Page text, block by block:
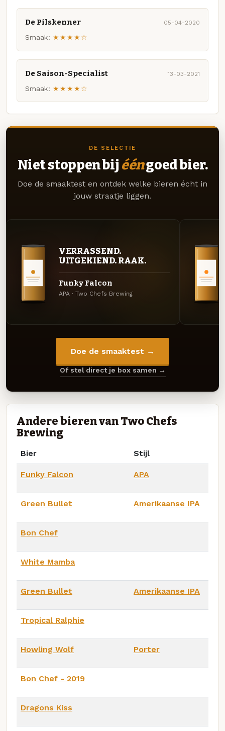
De Pilskenner 05-04-2020
Smaak: ★★★★☆
De Saison-Specialist 13-03-2021
Smaak: ★★★★☆
DE SELECTIE
Niet stoppen bij ééngoed bier.
Doe de smaaktest en ontdek welke bieren écht in
jouw straatje liggen.
VERRASSEND.
UITGEKIEND. RAAK.
Funky Falcon
APA · Two Chefs Brewing
Doe de smaaktest →
Of stel direct je box samen →
Andere bieren van Two Chefs
Brewing
Bier Stijl
Funky Falcon APA
Green Bullet Amerikaanse IPA
Bon Chef
White Mamba
Green Bullet Amerikaanse IPA
Tropical Ralphie
Howling Wolf Porter
Bon Chef - 2019
Dragons Kiss